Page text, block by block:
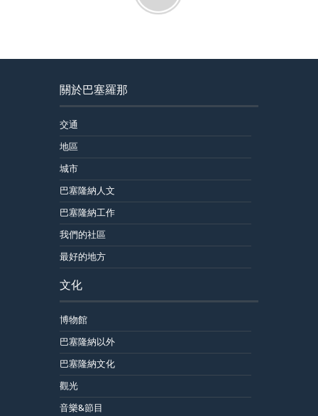
關於巴塞羅那
交通
地區
城市
巴塞隆納人文
巴塞隆納工作
我們的社區
最好的地方
文化
博物館
巴塞隆納以外
巴塞隆納文化
觀光
音樂&節目